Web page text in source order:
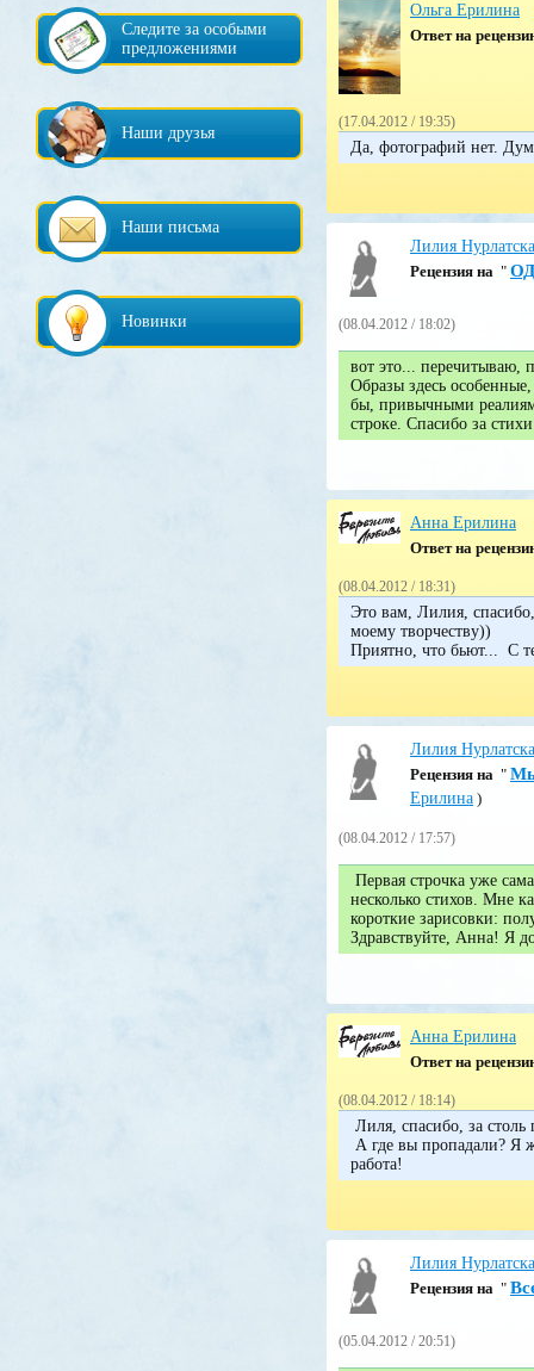
Следите за особыми
предложениями
Наши друзья
Наши письма
Новинки
Ольга Ерилина
Ответ на
(17.04.2012 / 19:35)
Да, фотографий нет.
Лилия
Pецензия на "
(08.04.2012 / 18:02)
вот это... перечитываю,
Образы здесь
бы, привычными
строке. Спасибо за
Анна Ерилина
Ответ на
(08.04.2012 / 18:31)
Это вам, Лилия, спасибо,
моему творчеству))
Приятно, что бьют... С
Лилия
Pецензия на " Мы
Ерилина )
(08.04.2012 / 17:57)
Первая строчка уже
несколько стихов. Мне
короткие зарисовки:
Здравствуйте, Анна! Я
Анна Ерилина
Ответ на
(08.04.2012 / 18:14)
Лиля, спасибо, за
А где вы пропадали? Я
работа!
Лилия
Pецензия на "
(05.04.2012 / 20:51)